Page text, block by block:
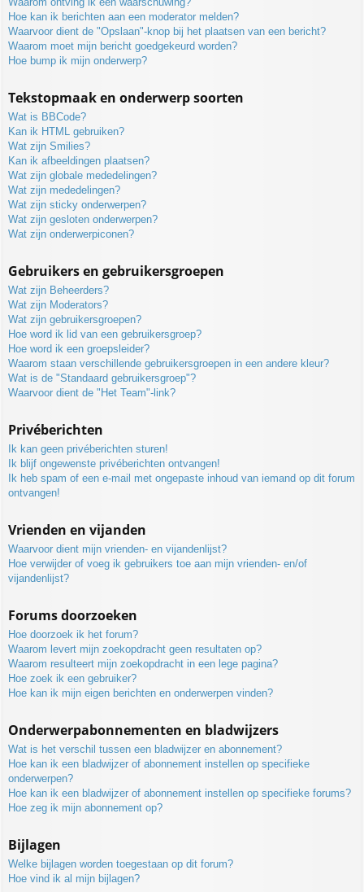
Hoe kan ik berichten aan een moderator melden?
Waarvoor dient de "Opslaan"-knop bij het plaatsen van een bericht?
Waarom moet mijn bericht goedgekeurd worden?
Hoe bump ik mijn onderwerp?
Tekstopmaak en onderwerp soorten
Wat is BBCode?
Kan ik HTML gebruiken?
Wat zijn Smilies?
Kan ik afbeeldingen plaatsen?
Wat zijn globale mededelingen?
Wat zijn mededelingen?
Wat zijn sticky onderwerpen?
Wat zijn gesloten onderwerpen?
Wat zijn onderwerpiconen?
Gebruikers en gebruikersgroepen
Wat zijn Beheerders?
Wat zijn Moderators?
Wat zijn gebruikersgroepen?
Hoe word ik lid van een gebruikersgroep?
Hoe word ik een groepsleider?
Waarom staan verschillende gebruikersgroepen in een andere kleur?
Wat is de "Standaard gebruikersgroep"?
Waarvoor dient de "Het Team"-link?
Privéberichten
Ik kan geen privéberichten sturen!
Ik blijf ongewenste privéberichten ontvangen!
Ik heb spam of een e-mail met ongepaste inhoud van iemand op dit forum
ontvangen!
Vrienden en vijanden
Waarvoor dient mijn vrienden- en vijandenlijst?
Hoe verwijder of voeg ik gebruikers toe aan mijn vrienden- en/of
vijandenlijst?
Forums doorzoeken
Hoe doorzoek ik het forum?
Waarom levert mijn zoekopdracht geen resultaten op?
Waarom resulteert mijn zoekopdracht in een lege pagina?
Hoe zoek ik een gebruiker?
Hoe kan ik mijn eigen berichten en onderwerpen vinden?
Onderwerpabonnementen en bladwijzers
Wat is het verschil tussen een bladwijzer en abonnement?
Hoe kan ik een bladwijzer of abonnement instellen op specifieke
onderwerpen?
Hoe kan ik een bladwijzer of abonnement instellen op specifieke forums?
Hoe zeg ik mijn abonnement op?
Bijlagen
Welke bijlagen worden toegestaan op dit forum?
Hoe vind ik al mijn bijlagen?